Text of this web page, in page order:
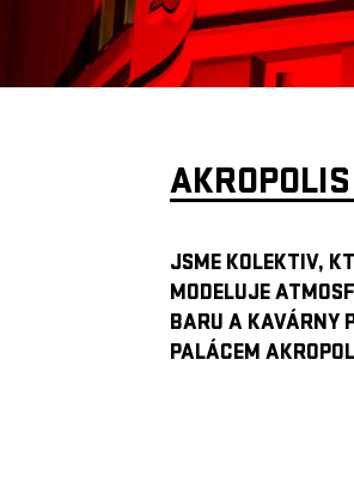
JSME KOLEKTIV,
MODELUJE
BARU A KAVÁRNY
PALÁCEM